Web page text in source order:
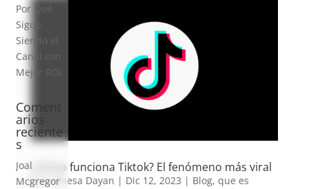
¿Cómo funciona Tiktok? El fenómeno más viral
porVanesa Dayan | Dic 12, 2023 | Blog, que es
Por Qué
Sigue
Siendo el
Canal con
Mejor ROI
Coment
arios
reciente
s
Joal
Mcgregor